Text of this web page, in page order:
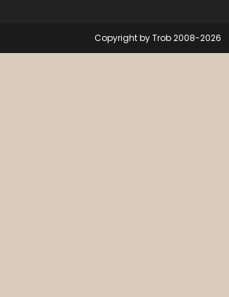
Copyright by Trob 2008-2026